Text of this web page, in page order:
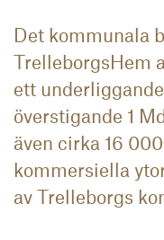
Det kommunala
TrelleborgsHem
ett
överstigande 1
även cirka 16
kommersiella
av Trelleborgs